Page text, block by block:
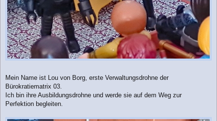
Mein Name ist Lou von Borg, erste Verwaltungsdrohne der
Bürokratiematrix 03.
Ich bin ihre Ausbildungsdrohne und werde sie auf dem Weg zur
Perfektion begleiten.